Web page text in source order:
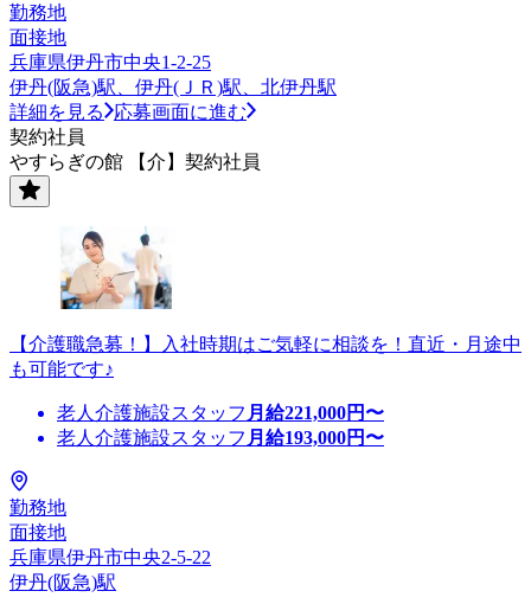
勤務地
面接地
兵庫県伊丹市中央1-2-25
伊丹(阪急)駅、伊丹(ＪＲ)駅、北伊丹駅
詳細を見る
応募画面に進む
契約社員
やすらぎの館 【介】契約社員
【介護職急募！】入社時期はご気軽に相談を！直近・月途中
も可能です♪
老人介護施設スタッフ 月給221,000円〜
老人介護施設スタッフ 月給193,000円〜
勤務地
面接地
兵庫県伊丹市中央2-5-22
伊丹(阪急)駅